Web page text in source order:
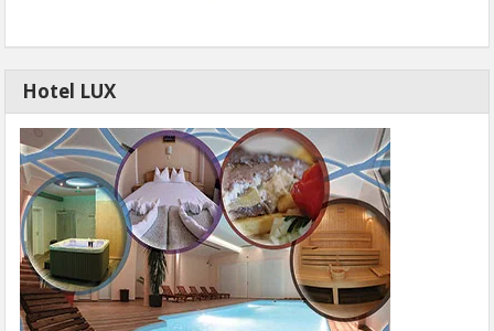
Hotel LUX